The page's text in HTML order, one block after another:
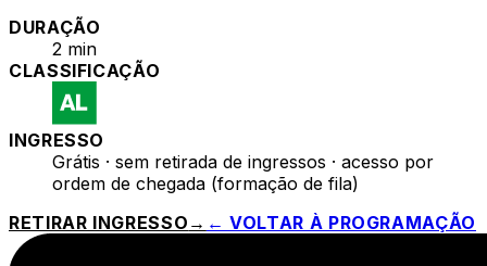
DURAÇÃO
2 min
CLASSIFICAÇÃO
INGRESSO
Grátis · sem retirada de ingressos · acesso por
ordem de chegada (formação de fila)
RETIRAR INGRESSO → ← VOLTAR À PROGRAMAÇÃO